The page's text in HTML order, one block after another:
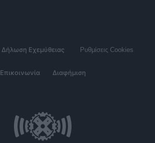
Δήλωση Εχεμύθειας Ρυθμίσεις Cookies
Επικοινωνία Διαφήμιση